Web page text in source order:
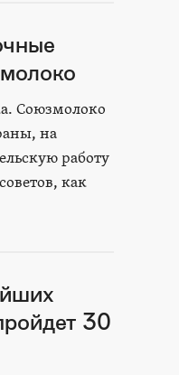
Союзмолоко
на
работу
как
30